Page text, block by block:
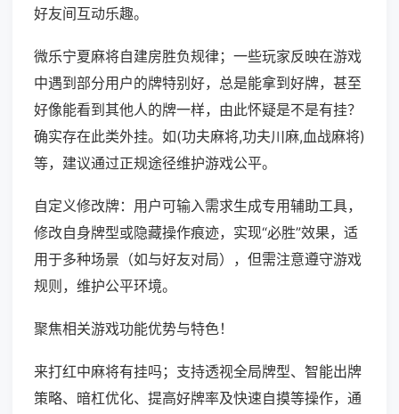
好友间互动乐趣。
微乐宁夏麻将自建房胜负规律；一些玩家反映在游戏
中遇到部分用户的牌特别好，总是能拿到好牌，甚至
好像能看到其他人的牌一样，由此怀疑是不是有挂？
确实存在此类外挂。如(功夫麻将,功夫川麻,血战麻将)
等，建议通过正规途径维护游戏公平。
自定义修改牌：用户可输入需求生成专用辅助工具，
修改自身牌型或隐藏操作痕迹，实现“必胜”效果，适
用于多种场景（如与好友对局），但需注意遵守游戏
规则，维护公平环境。
聚焦相关游戏功能优势与特色！
来打红中麻将有挂吗；支持透视全局牌型、智能出牌
策略、暗杠优化、提高好牌率及快速自摸等操作，通